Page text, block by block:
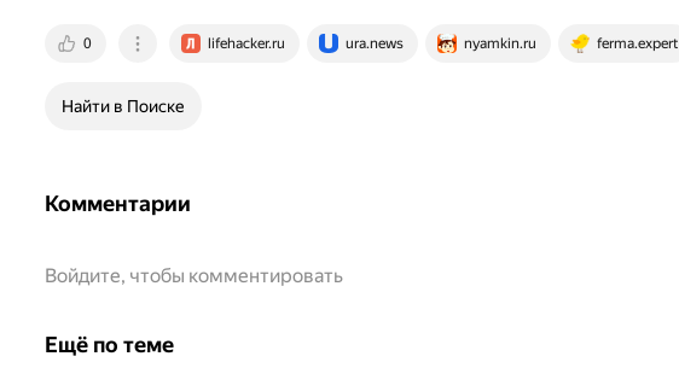
0 lifehacker.ru ura.news nyamkin.ru ferma.expert
Найти в Поиске
Комментарии
Войдите, чтобы комментировать
Ещё по теме